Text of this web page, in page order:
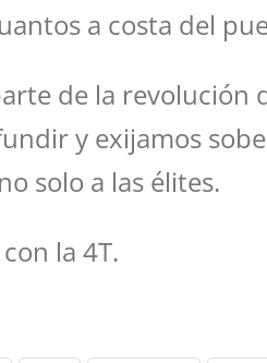
a costa del
de la revolución
y exijamos
solo a las élites.
la 4T.